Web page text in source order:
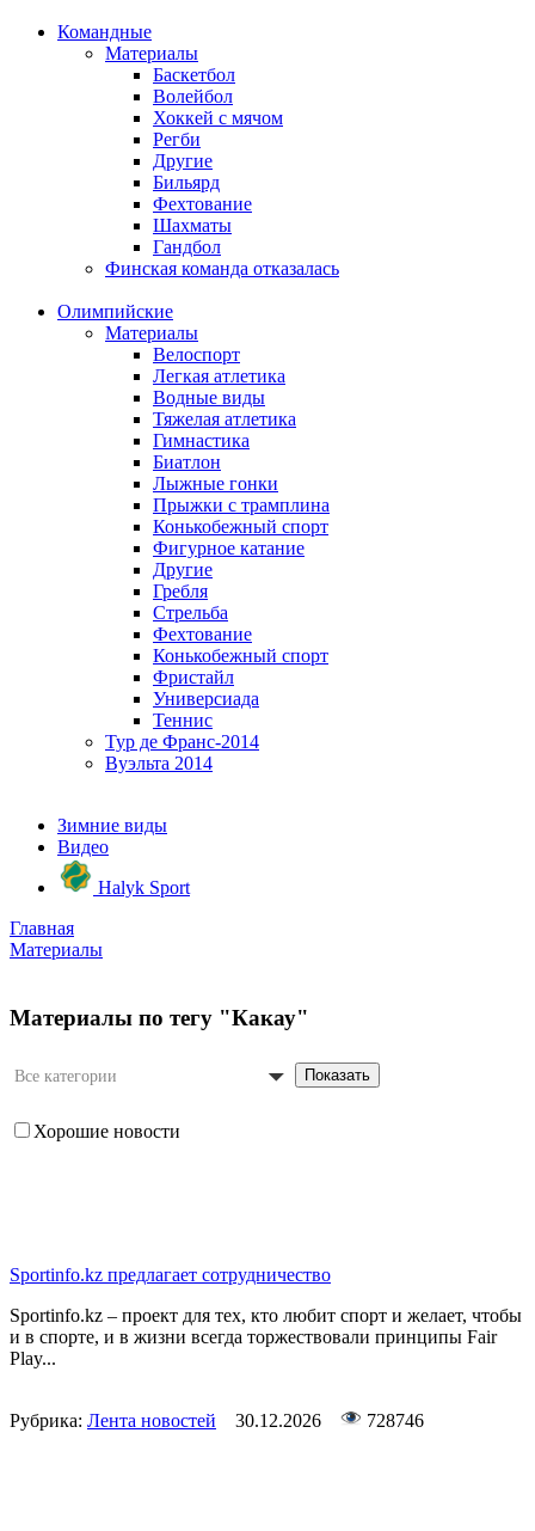
Командные
Материалы
Баскетбол
Волейбол
Хоккей с мячом
Регби
Другие
Бильярд
Фехтование
Шахматы
Гандбол
Финская команда отказалась
Олимпийские
Материалы
Велоспорт
Легкая атлетика
Водные виды
Тяжелая атлетика
Гимнастика
Биатлон
Лыжные гонки
Прыжки с трамплина
Конькобежный спорт
Фигурное катание
Другие
Гребля
Стрельба
Фехтование
Конькобежный спорт
Фристайл
Универсиада
Теннис
Тур де Франс-2014
Вуэльта 2014
Зимние виды
Видео
Halyk Sport
Главная
Материалы
Материалы по тегу "Какау"
Все категории Показать
Хорошие новости
Sportinfo.kz предлагает сотрудничество
Sportinfo.kz – проект для тех, кто любит спорт и желает, чтобы
и в спорте, и в жизни всегда торжествовали принципы Fair
Play...
Рубрика: Лента новостей 30.12.2026 728746